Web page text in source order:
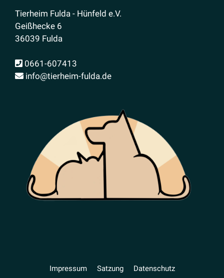
Tierheim Fulda - Hünfeld e.V.
Geißhecke 6
36039 Fulda
0661-607413
info@tierheim-fulda.de
Impressum Satzung
Daten­schutz